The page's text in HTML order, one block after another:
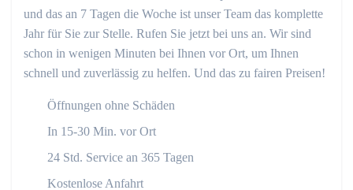
und das an 7 Tagen die Woche ist unser Team das komplette
Jahr für Sie zur Stelle. Rufen Sie jetzt bei uns an. Wir sind
schon in wenigen Minuten bei Ihnen vor Ort, um Ihnen
schnell und zuverlässig zu helfen. Und das zu fairen Preisen!
Öffnungen ohne Schäden
In 15-30 Min. vor Ort
24 Std. Service an 365 Tagen
Kostenlose Anfahrt